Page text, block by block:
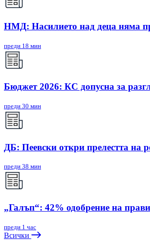
НМД: Насилието над деца няма
преди 18 мин
Бюджет 2026: КС допусна за
преди 30 мин
ДБ: Пеевски откри прелестта на
преди 38 мин
„Галъп“: 42% одобрение на
преди 1 час
Всички